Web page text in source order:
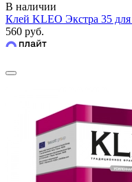
В наличии
Клей KLEO Экстра 35
560 руб.